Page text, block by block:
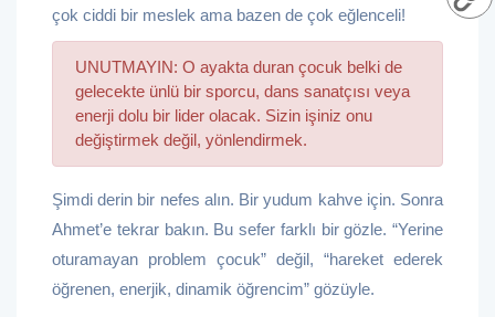
çok ciddi bir meslek ama bazen de çok eğlenceli!
UNUTMAYIN: O ayakta duran çocuk belki de
gelecekte ünlü bir sporcu, dans sanatçısı veya
enerji dolu bir lider olacak. Sizin işiniz onu
değiştirmek değil, yönlendirmek.
Şimdi derin bir nefes alın. Bir yudum kahve için. Sonra
Ahmet’e tekrar bakın. Bu sefer farklı bir gözle. “Yerine
oturamayan problem çocuk” değil, “hareket ederek
öğrenen, enerjik, dinamik öğrencim” gözüyle.